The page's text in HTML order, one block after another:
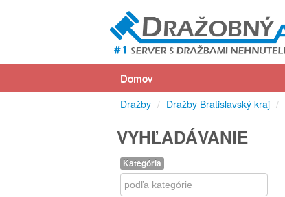
Domov
Dražby / Dražby Bratislavský kraj /
VYHĽADÁVANIE
Kategória
Kategória